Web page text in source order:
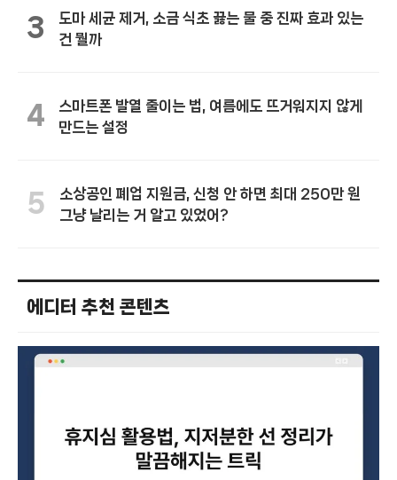
3
도마 세균 제거, 소금 식초 끓는 물 중 진짜 효과 있는
건 뭘까
4
스마트폰 발열 줄이는 법, 여름에도 뜨거워지지 않게
만드는 설정
5
소상공인 폐업 지원금, 신청 안 하면 최대 250만 원
그냥 날리는 거 알고 있었어?
에디터 추천 콘텐츠